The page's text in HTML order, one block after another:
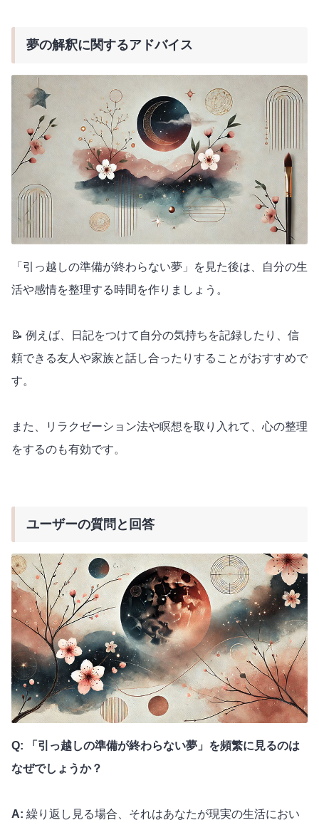
夢の解釈に関するアドバイス
「引っ越しの準備が終わらない夢」を見た後は、自分の生
活や感情を整理する時間を作りましょう。
📝 例えば、日記をつけて自分の気持ちを記録したり、信
頼できる友人や家族と話し合ったりすることがおすすめで
す。
また、リラクゼーション法や瞑想を取り入れて、心の整理
をするのも有効です。
ユーザーの質問と回答
Q: 「引っ越しの準備が終わらない夢」を頻繁に見るのは
なぜでしょうか？
A: 繰り返し見る場合、それはあなたが現実の生活におい